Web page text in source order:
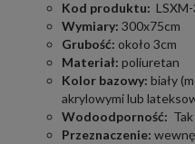
Kod produktu:
Wymiary: 300x75cm
Grubość: około 3cm
Materiał: poliuretan
Kolor bazowy: biały
akrylowymi lub
Wodoodporność: Tak
Przeznaczenie: